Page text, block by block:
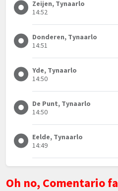
Zeijen, Tynaarlo
14:52
Donderen, Tynaarlo
14:51
Yde, Tynaarlo
14:50
De Punt, Tynaarlo
14:50
Eelde, Tynaarlo
14:49
Oh no, Comentario